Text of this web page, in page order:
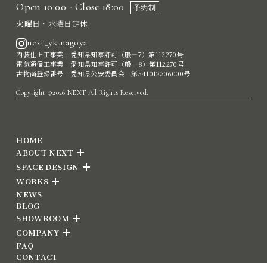
Open 10:00 - Close 18:00 予約制
火曜日・水曜日定休
next_yk.nagoya
内装仕上工事業 愛知県知事許可（般―7）第112270号
電気通信工事業 愛知県知事許可（般―8）第112270号
古物商登録番号 愛知県公安委員会 第541012306000号
Copyright ©2026 NEXT All Rights Reserved.
HOME
ABOUT NEXT
SPACE DESIGN
WORKS
NEWS
BLOG
SHOWROOM
COMPANY
FAQ
CONTACT